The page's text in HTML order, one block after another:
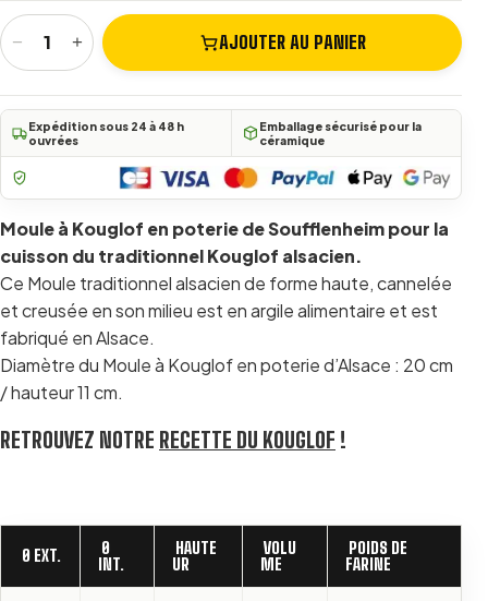
(19 avis)
quantité de Moule à Kouglof 20 cm
− + AJOUTER AU PANIER
Expédition sous 24 à 48 h
ouvrées
Emballage sécurisé pour la
céramique
Moule à Kouglof en poterie de Soufflenheim pour la
cuisson du traditionnel Kouglof alsacien.
Ce Moule traditionnel alsacien de forme haute, cannelée
et creusée en son milieu est en argile alimentaire et est
fabriqué en Alsace.
Diamètre du Moule à Kouglof en poterie d’Alsace : 20 cm
/ hauteur 11 cm.
RETROUVEZ NOTRE RECETTE DU KOUGLOF !
Ø EXT.
Ø
INT.
HAUTE
UR
VOLU
ME
POIDS DE
FARINE